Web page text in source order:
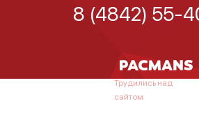
8 (4842) 55-
Трудились над
сайтом